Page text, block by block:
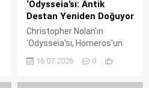
‘Odysseia’sı: Antik
Destan Yeniden Doğuyor
Christopher Nolan'ın
'Odysseia'sı, Homeros'un
destanını IMAX
büyüklüğünde bir görsel
16.07.2026 0